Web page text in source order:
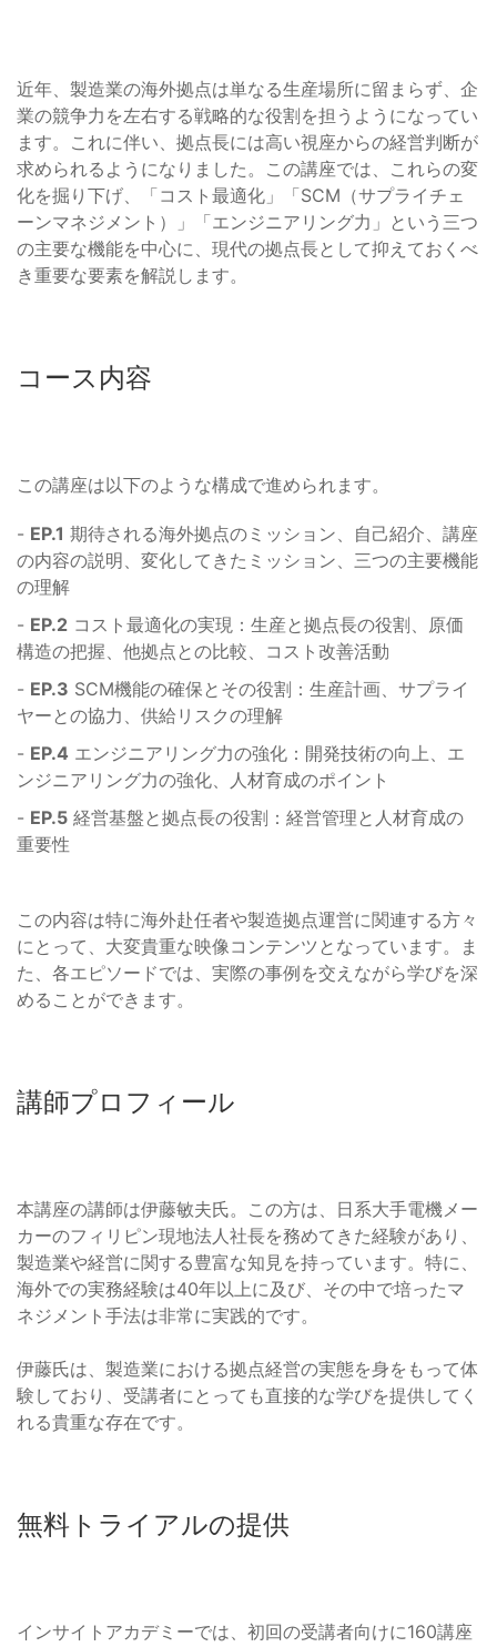
近年、製造業の海外拠点は単なる生産場所に留まらず、企
業の競争力を左右する戦略的な役割を担うようになってい
ます。これに伴い、拠点長には高い視座からの経営判断が
求められるようになりました。この講座では、これらの変
化を掘り下げ、「コスト最適化」「SCM（サプライチェ
ーンマネジメント）」「エンジニアリング力」という三つ
の主要な機能を中心に、現代の拠点長として抑えておくべ
き重要な要素を解説します。
コース内容
この講座は以下のような構成で進められます。
- EP.1 期待される海外拠点のミッション、自己紹介、講座
の内容の説明、変化してきたミッション、三つの主要機能
の理解
- EP.2 コスト最適化の実現：生産と拠点長の役割、原価
構造の把握、他拠点との比較、コスト改善活動
- EP.3 SCM機能の確保とその役割：生産計画、サプライ
ヤーとの協力、供給リスクの理解
- EP.4 エンジニアリング力の強化：開発技術の向上、エ
ンジニアリング力の強化、人材育成のポイント
- EP.5 経営基盤と拠点長の役割：経営管理と人材育成の
重要性
この内容は特に海外赴任者や製造拠点運営に関連する方々
にとって、大変貴重な映像コンテンツとなっています。ま
た、各エピソードでは、実際の事例を交えながら学びを深
めることができます。
講師プロフィール
本講座の講師は伊藤敏夫氏。この方は、日系大手電機メー
カーのフィリピン現地法人社長を務めてきた経験があり、
製造業や経営に関する豊富な知見を持っています。特に、
海外での実務経験は40年以上に及び、その中で培ったマ
ネジメント手法は非常に実践的です。
伊藤氏は、製造業における拠点経営の実態を身をもって体
験しており、受講者にとっても直接的な学びを提供してく
れる貴重な存在です。
無料トライアルの提供
インサイトアカデミーでは、初回の受講者向けに160講座